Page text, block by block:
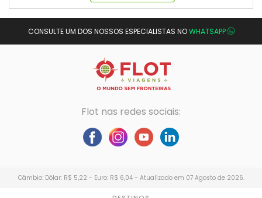
CONSULTE UM DOS NOSSOS ESPECIALISTAS NOWHATSAPP
Flot nas redes sociais:
Câmbio: Dólar: R$ 5,22 - Euro: R$ 6,04 - Atualizado em 07 Agosto de 2026.